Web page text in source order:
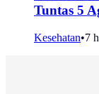
Tuntas 5
Kesehatan•7